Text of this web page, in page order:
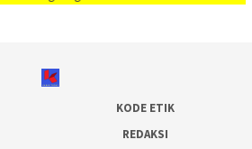
KODE ETIK
REDAKSI